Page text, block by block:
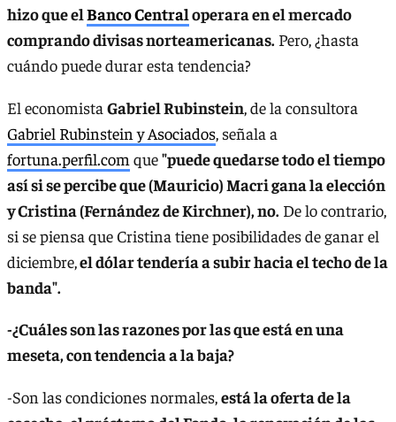
hizo que elBanco Centraloperara en el mercado
comprando divisas norteamericanas. Pero, ¿hasta
cuándo puede durar esta tendencia?
El economista Gabriel Rubinstein, de la consultora
Gabriel Rubinstein y Asociados, señala a
fortuna.perfil.com que"puede quedarse todo el tiempo
así si se percibe que (Mauricio) Macri gana la elección
y Cristina (Fernández de Kirchner), no. De lo contrario,
si se piensa que Cristina tiene posibilidades de ganar el
diciembre,el dólar tendería a subir hacia el techo de la
banda".
-¿Cuáles son las razones por las que está en una
meseta, con tendencia a la baja?
-Son las condiciones normales,está la oferta de la